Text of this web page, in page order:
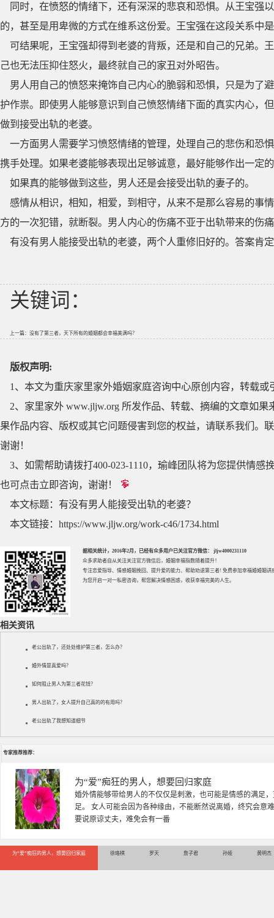
同时，在愤怒的情绪下，还有深深的悲哀和恐惧。从王宝强
的，甚至是用卑微的方式在维系这份爱。王宝强在这段关系中
可结果呢，王宝强却得到老婆的背叛，还是和自己的兄弟。
己也无法压抑住怒火，最终就自己的家丑对外昭告。
男人用自己的愤怒来掩饰自己内心的脆弱和恐惧，只是为了
护作祟。即使男人能够意识到自己愤怒情绪下面的真实内心，
做到接受出轨的老婆。
一方面男人需要学习愤怒情绪的管理，处理自己的悲伤和恐
携手处理。如果老婆能够表现出足够诚意，最好能够作出一定
如果真的能够做到这些，男人还是会接受出轨的妻子的。
感情从相识，相知，相爱，到相守，从来不是那么容易的事
方的一次犯错，就断裂。男人内心的伤痛不亚于出轨带来的伤
有没有男人能接受出轨的老婆，两个人重修旧好的。答案肯
关键词：
上一篇： 没有了第三者，天下所有的婚姻都会幸福美满吗？
版权声明:
1、本文为重庆家里家外婚姻家庭咨询中心原创内容，转载
2、家里家外 www.jljw.org 所发作品、转载、摘编的文章如
果作品内容、版权或其它问题侵害到您的权益，请联系我们。
谢谢！
3、如需帮助请拨打400-023-1110，瑜峰团队将为您提供情
也可点击立即咨询，谢谢！
本文标题： 有没有男人能接受出轨的老婆？
本文链接： https://www.jljw.org/work-c46/1734.html
据相关统计，2016年2月，已经有众多用户已关注官方微信： jljw4000231110
众多求助者自从关注关注官方微信后，婚姻幸福指数随着提升！
专注恋爱指导、 情感婚姻挽回 、提升爱的能力、帮助劝退第三者! 免费参加幸福婚婚姻讲
为您开启一对一私密咨询，帮您解决情感困惑，收获幸福完美的人生。
相关资讯
老公出轨了，还处处维护第三者，怎么办？
婚外情是真爱吗？
如何阻止男人为第三者花钱？
男人出轨了，女人提升自己真的的有用吗？
老公出轨了我想知道细节
专家推荐推荐：
徐珞棋
徐珞棋，婚姻家庭咨询师，毕业于重庆师范大学心理学专业
多年，对婚姻情感分析、恋爱择偶、夫妻关系，情感挽回、
千小时，积累了丰富的咨
为“爱”痴狂的男人，想要回归家庭 徐珞棋 罗天 詹子君 孙娅 黄明杰